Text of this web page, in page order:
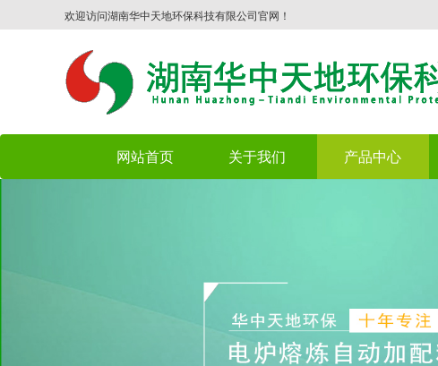
欢迎访问湖南华中天地环保科技有限公司官网！
网站首页 关于我们 产品中心